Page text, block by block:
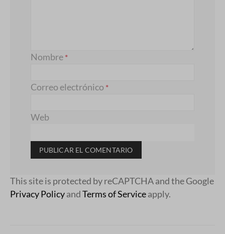
Nombre *
Correo electrónico *
Web
This site is protected by reCAPTCHA and the Google
Privacy PolicyandTerms of Serviceapply.